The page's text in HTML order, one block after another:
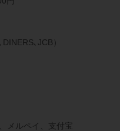
､JCB）
メルペイ、支付宝